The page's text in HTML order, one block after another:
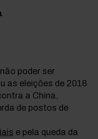
poder ser
as eleições de 2016
a China,
de postos de
e pela queda da